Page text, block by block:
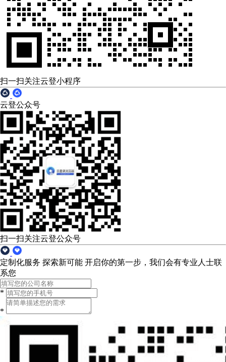
扫一扫关注云登小程序
云登公众号
扫一扫关注云登公众号
定制化服务 探索新可能 开启你的第一步，我们会有专业人士联
系您
*
*